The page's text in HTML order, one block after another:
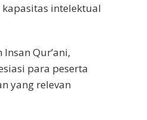
intelektual
Qur’ani,
para peserta
yang relevan